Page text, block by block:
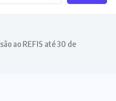
ao REFIS até 30 de